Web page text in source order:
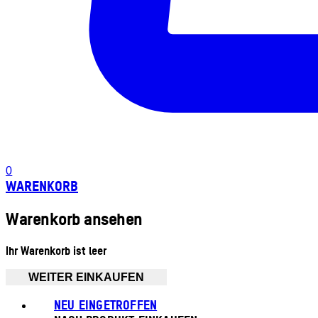
0
WARENKORB
Warenkorb ansehen
Ihr Warenkorb ist leer
WEITER EINKAUFEN
NEU EINGETROFFEN